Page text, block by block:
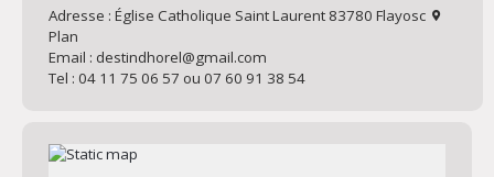
Adresse : Église Catholique Saint Laurent 83780 Flayosc
Plan
Email : destindhorel@gmail.com
Tel : 04 11 75 06 57 ou 07 60 91 38 54